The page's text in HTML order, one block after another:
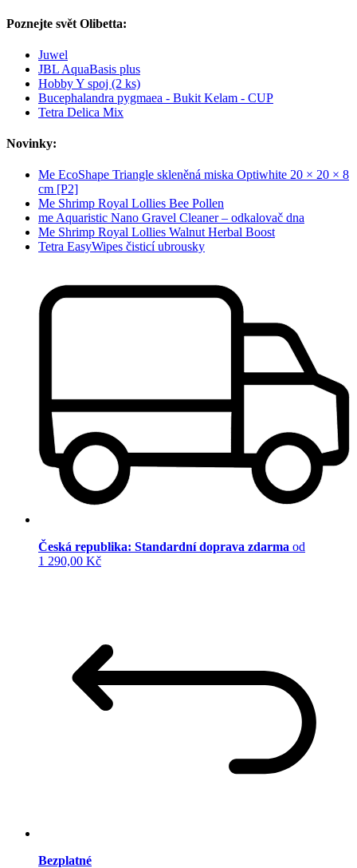
Poznejte svět Olibetta:
Juwel
JBL AquaBasis plus
Hobby Y spoj (2 ks)
Bucephalandra pygmaea - Bukit Kelam - CUP
Tetra Delica Mix
Novinky:
Me EcoShape Triangle skleněná miska Optiwhite 20 × 20 × 8
cm [P2]
Me Shrimp Royal Lollies Bee Pollen
me Aquaristic Nano Gravel Cleaner – odkalovač dna
Me Shrimp Royal Lollies Walnut Herbal Boost
Tetra EasyWipes čisticí ubrousky
Česká republika: Standardní doprava zdarma od
1 290,00 Kč
Bezplatné